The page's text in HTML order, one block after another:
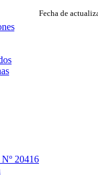
20416
Fecha de